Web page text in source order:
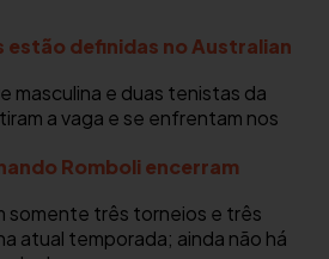
estão definidas no Australian
masculina e duas tenistas da
a vaga e se enfrentam nos
Romboli encerram
somente três torneios e três
atual temporada; ainda não há